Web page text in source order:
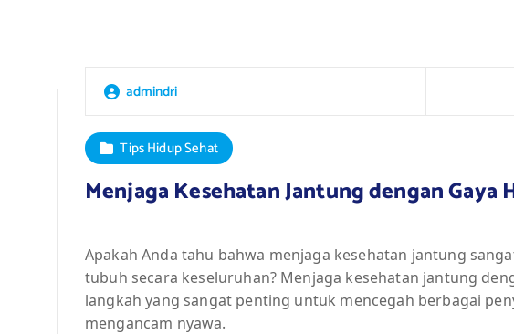
admindri
Tips Hidup Sehat
Menjaga Kesehatan Jantung dengan Gaya
Apakah Anda tahu bahwa menjaga kesehatan jantung
tubuh secara keseluruhan? Menjaga kesehatan jantung
langkah yang sangat penting untuk mencegah berbagai
mengancam nyawa.